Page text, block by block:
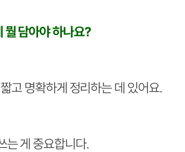
뭘 담아야 하나요?
고 명확하게 정리하는 데 있어요.
는 게 중요합니다.